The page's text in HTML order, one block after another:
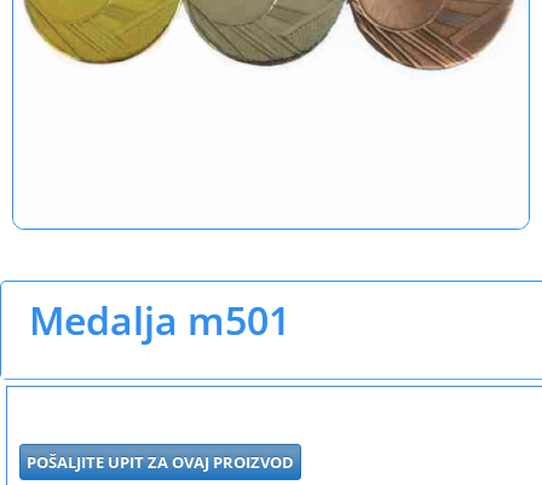
Medalja m501
POŠALJITE UPIT ZA OVAJ PROIZVOD